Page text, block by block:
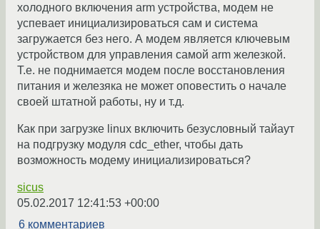
холодного включения arm устройства, модем не
успевает инициализироваться сам и система
загружается без него. А модем является ключевым
устройством для управления самой arm железкой.
Т.е. не поднимается модем после восстановления
питания и железяка не может оповестить о начале
своей штатной работы, ну и т.д.
Как при загрузке linux включить безусловный тайаут
на подгрузку модуля cdc_ether, чтобы дать
возможность модему инициализироваться?
sicus
05.02.2017 12:41:53 +00:00
6 комментариев